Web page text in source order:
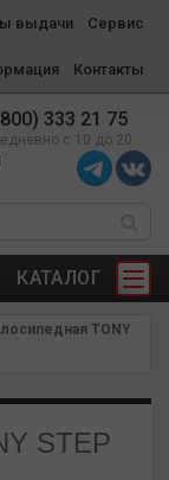
выдачи Сервис
Контакты
333 21 75
с 10 до 20
КАТАЛОГ
TONY
STEP